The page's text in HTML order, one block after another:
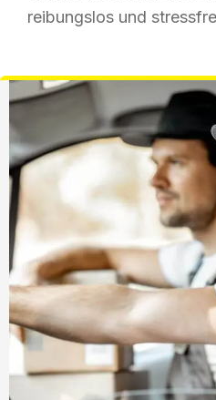
reibungslos und